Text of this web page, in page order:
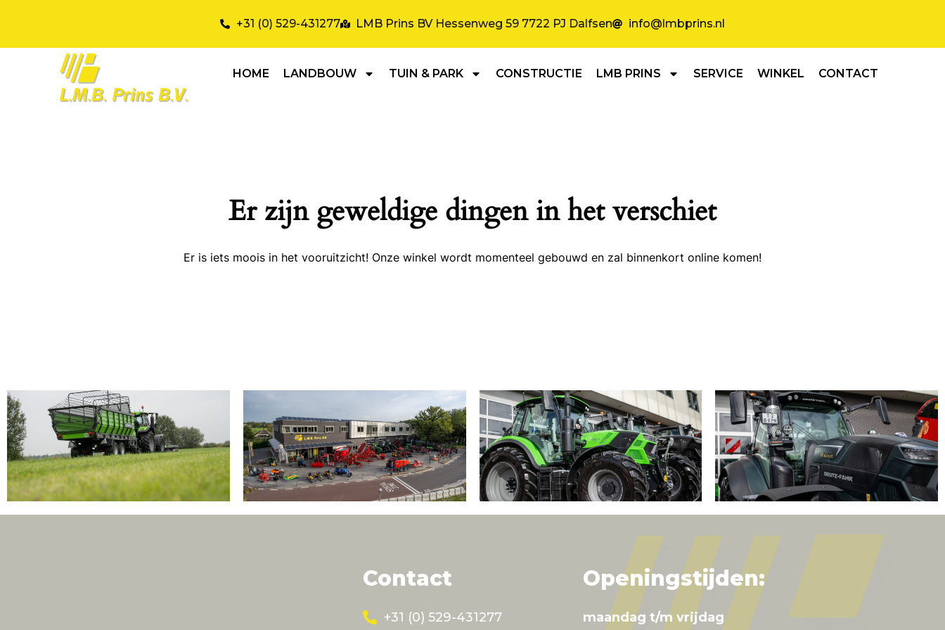
+31 (0) 529-431277 LMB Prins BV Hessenweg 59 7722 PJ Dalfsen info@lmbprins.nl
HOME LANDBOUW TUIN & PARK CONSTRUCTIE LMB PRINS SERVICE WINKEL CONTACT
Er zijn geweldige dingen in het verschiet
Er is iets moois in het vooruitzicht! Onze winkel wordt momenteel gebouwd en zal binnenkort online komen!
Contact
+31 (0) 529-431277
Openingstijden:
maandag t/m vrijdag